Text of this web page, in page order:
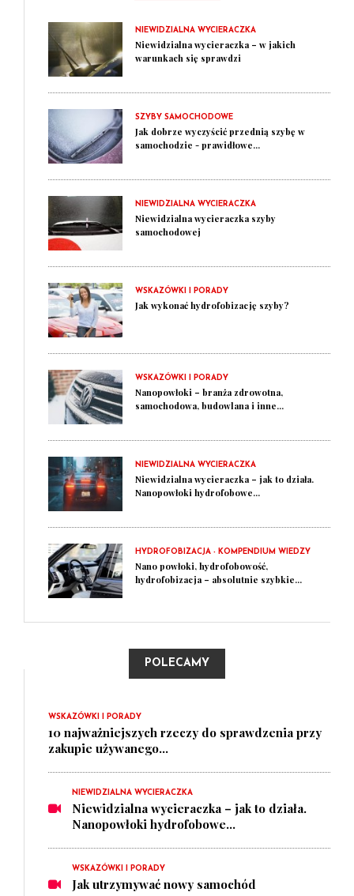
NIEWIDZIALNA WYCIERACZKA
Niewidzialna wycieraczka – w jakich
warunkach się sprawdzi
SZYBY SAMOCHODOWE
Jak dobrze wyczyścić przednią szybę w
samochodzie - prawidłowe...
NIEWIDZIALNA WYCIERACZKA
Niewidzialna wycieraczka szyby
samochodowej
WSKAZÓWKI I PORADY
Jak wykonać hydrofobizację szyby?
WSKAZÓWKI I PORADY
Nanopowłoki – branża zdrowotna,
samochodowa, budowlana i inne...
NIEWIDZIALNA WYCIERACZKA
Niewidzialna wycieraczka – jak to działa.
Nanopowłoki hydrofobowe...
HYDROFOBIZACJA - KOMPENDIUM WIEDZY
Nano powłoki, hydrofobowość,
hydrofobizacja – absolutnie szybkie...
POLECAMY
WSKAZÓWKI I PORADY
10 najważniejszych rzeczy do sprawdzenia przy
zakupie używanego...
NIEWIDZIALNA WYCIERACZKA
Niewidzialna wycieraczka – jak to działa.
Nanopowłoki hydrofobowe...
WSKAZÓWKI I PORADY
Jak utrzymywać nowy samochód